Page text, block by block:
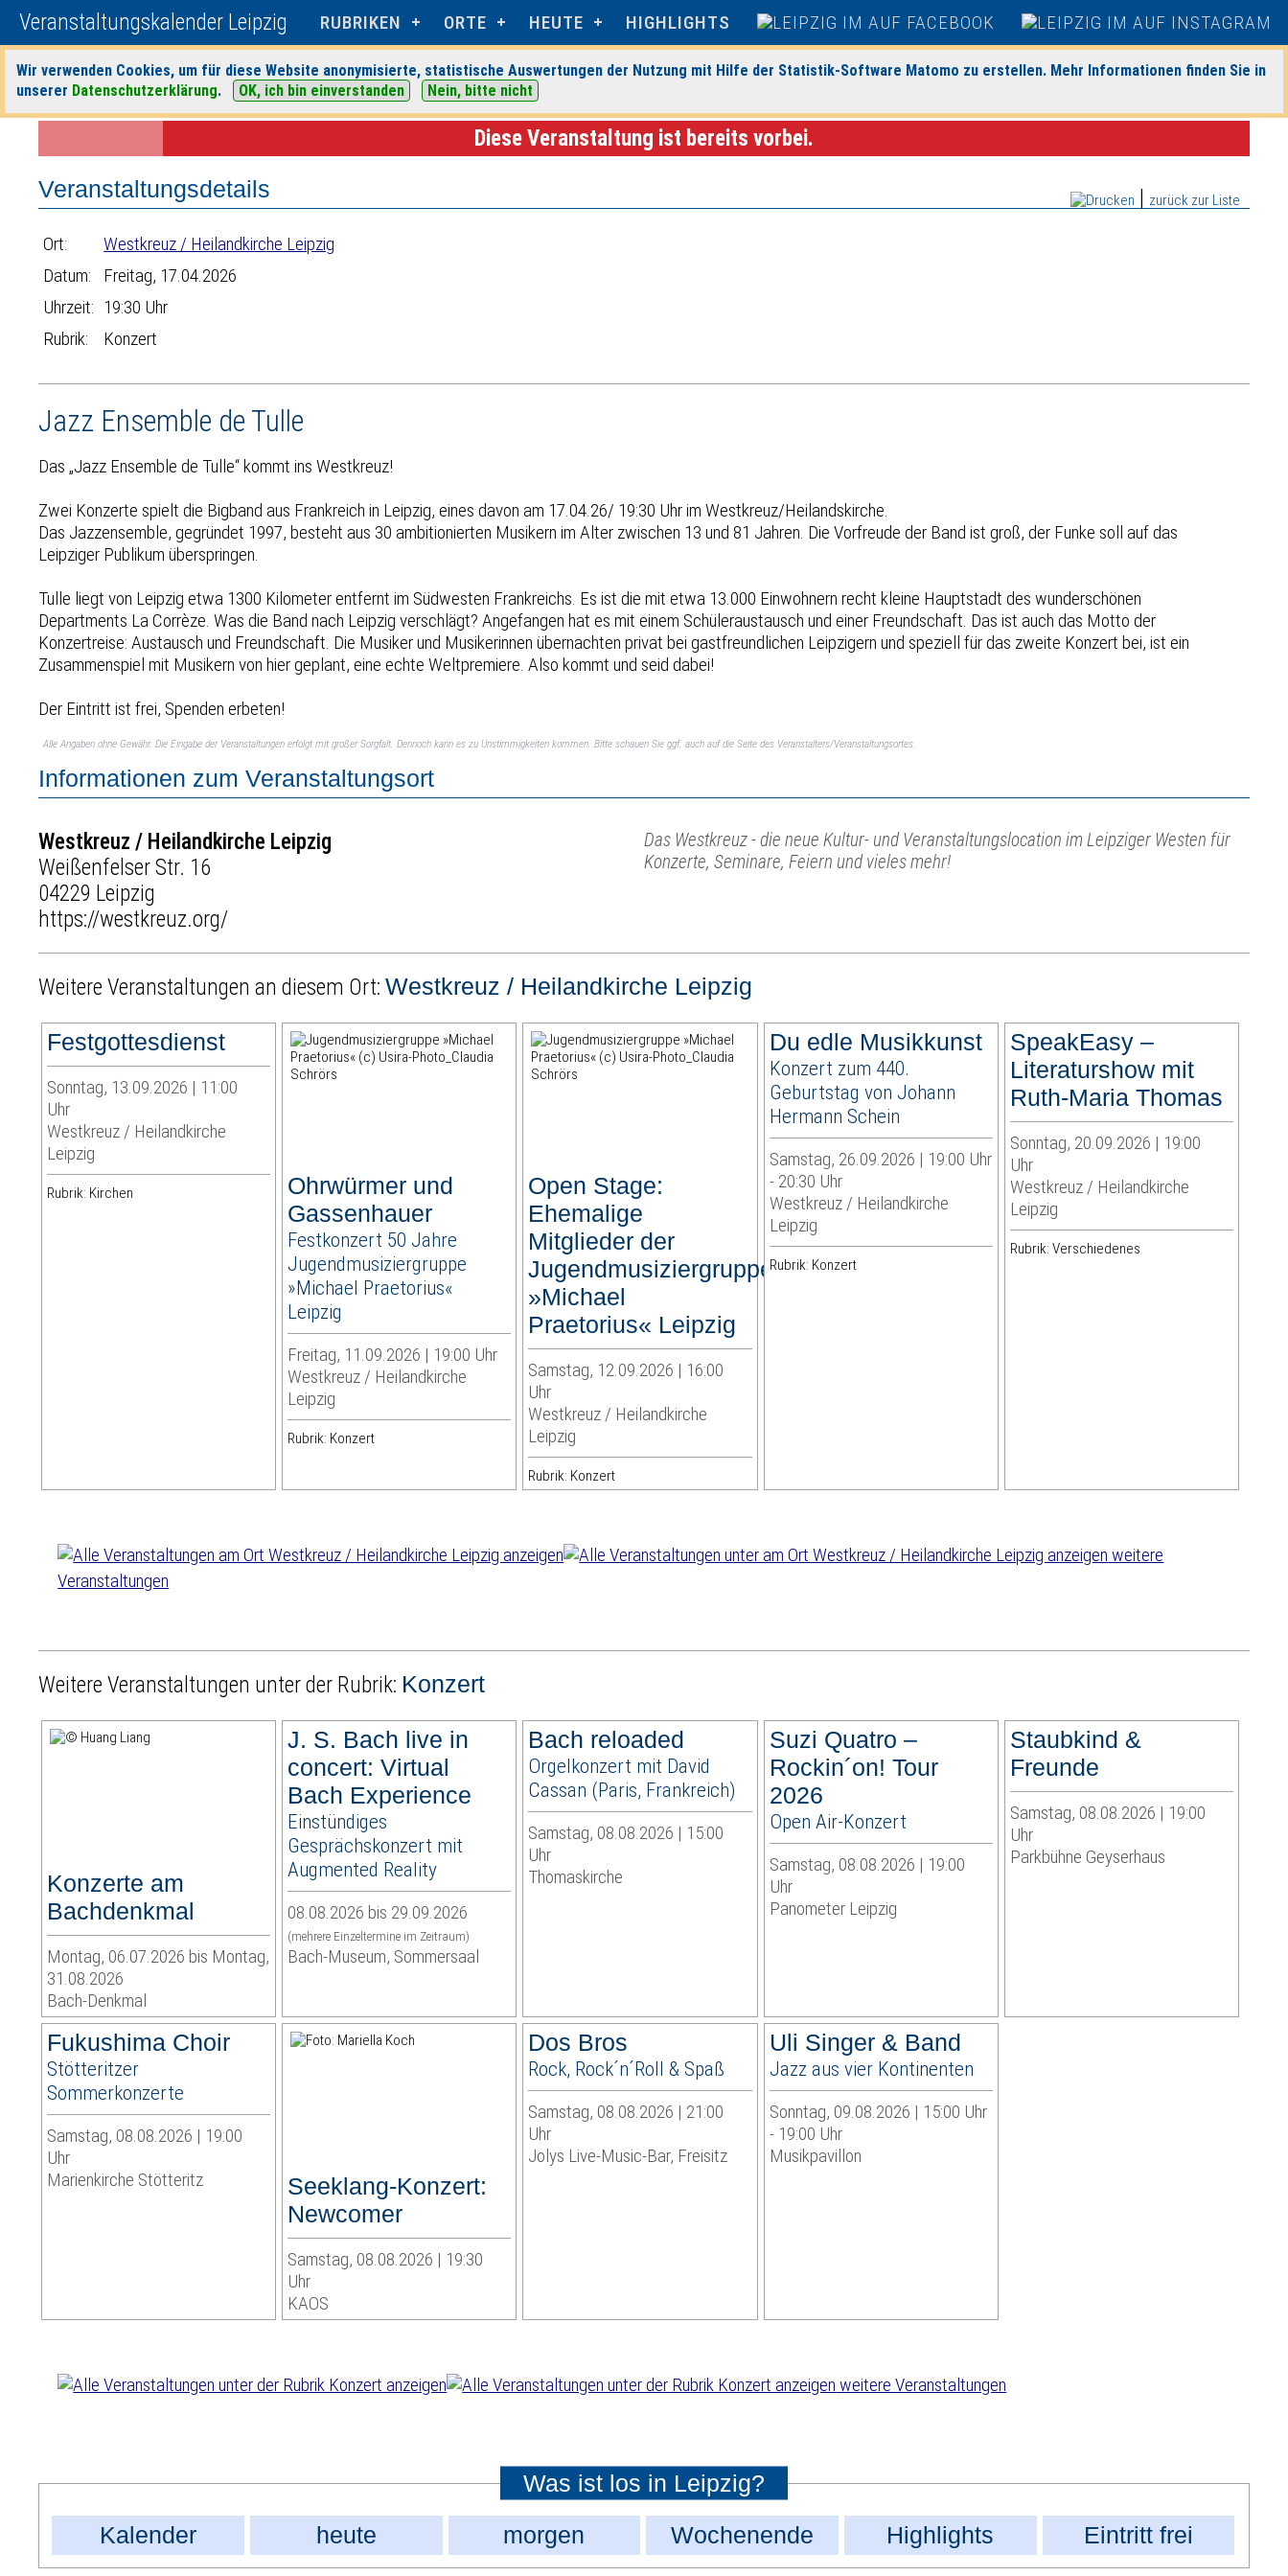
Veranstaltungskalender Leipzig RUBRIKEN ORTE HEUTE HIGHLIGHTS
Wir verwenden Cookies, um für diese Website anonymisierte, statistische Auswertungen der Nutzung mit Hilfe der Statistik-Software Matomo zu erstellen. Mehr Informationen finden Sie in
unserer Datenschutzerklärung. OK, ich bin einverstanden Nein, bitte nicht
Startseite>Veranstaltungen>Suche> Konzert >Westkreuz / Heilandkirche Leipzig> Veranstaltungsdetails
Diese Veranstaltung ist bereits vorbei.
zurück zur Liste
Veranstaltungsdetails
Ort:
Westkreuz / Heilandkirche Leipzig
Datum:
Freitag, 17.04.2026
Uhrzeit: 19:30 Uhr
Rubrik:
Konzert
Jazz Ensemble de Tulle
Das „Jazz Ensemble de Tulle“ kommt ins Westkreuz!
Zwei Konzerte spielt die Bigband aus Frankreich in Leipzig, eines davon am 17.04.26/ 19:30 Uhr im Westkreuz/Heilandskirche.
Das Jazzensemble, gegründet 1997, besteht aus 30 ambitionierten Musikern im Alter zwischen 13 und 81 Jahren. Die Vorfreude der Band ist groß, der Funke soll auf das
Leipziger Publikum überspringen.
Tulle liegt von Leipzig etwa 1300 Kilometer entfernt im Südwesten Frankreichs. Es ist die mit etwa 13.000 Einwohnern recht kleine Hauptstadt des wunderschönen
Departments La Corrèze. Was die Band nach Leipzig verschlägt? Angefangen hat es mit einem Schüleraustausch und einer Freundschaft. Das ist auch das Motto der
Konzertreise: Austausch und Freundschaft. Die Musiker und Musikerinnen übernachten privat bei gastfreundlichen Leipzigern und speziell für das zweite Konzert bei, ist ein
Zusammenspiel mit Musikern von hier geplant, eine echte Weltpremiere. Also kommt und seid dabei!
Der Eintritt ist frei, Spenden erbeten!
Alle Angaben ohne Gewähr. Die Eingabe der Veranstaltungen erfolgt mit großer Sorgfalt. Dennoch kann es zu Unstimmigkeiten kommen. Bitte schauen Sie ggf. auch auf die Seite des Veranstalters/Veranstaltungsortes.
Informationen zum Veranstaltungsort
Westkreuz / Heilandkirche Leipzig
Weißenfelser Str. 16
04229 Leipzig
https://westkreuz.org/
Das Westkreuz - die neue Kultur- und Veranstaltungslocation im Leipziger Westen für
Konzerte, Seminare, Feiern und vieles mehr!
Weitere Veranstaltungen an diesem Ort:Westkreuz / Heilandkirche Leipzig
Festgottesdienst
Sonntag, 13.09.2026 | 11:00
Uhr
Westkreuz / Heilandkirche
Leipzig
Rubrik: Kirchen
Ohrwürmer und
Gassenhauer
Festkonzert 50 Jahre
Jugendmusiziergruppe
»Michael Praetorius«
Leipzig
Freitag, 11.09.2026 | 19:00 Uhr
Westkreuz / Heilandkirche
Leipzig
Rubrik: Konzert
Open Stage:
Ehemalige
Mitglieder der
Jugendmusiziergruppe
»Michael
Praetorius« Leipzig
Samstag, 12.09.2026 | 16:00
Uhr
Westkreuz / Heilandkirche
Leipzig
Rubrik: Konzert
Du edle Musikkunst
Konzert zum 440.
Geburtstag von Johann
Hermann Schein
Samstag, 26.09.2026 | 19:00 Uhr
- 20:30 Uhr
Westkreuz / Heilandkirche
Leipzig
Rubrik: Konzert
SpeakEasy –
Literaturshow mit
Ruth-Maria Thomas
Sonntag, 20.09.2026 | 19:00
Uhr
Westkreuz / Heilandkirche
Leipzig
Rubrik: Verschiedenes
weitere
Veranstaltungen
Weitere Veranstaltungen unter der Rubrik: Konzert
Konzerte am
Bachdenkmal
Montag, 06.07.2026 bis Montag,
31.08.2026
Bach-Denkmal
J. S. Bach live in
concert: Virtual
Bach Experience
Einstündiges
Gesprächskonzert mit
Augmented Reality
08.08.2026 bis 29.09.2026
(mehrere Einzeltermine im Zeitraum)
Bach-Museum, Sommersaal
Bach reloaded
Orgelkonzert mit David
Cassan (Paris, Frankreich)
Samstag, 08.08.2026 | 15:00
Uhr
Thomaskirche
Suzi Quatro –
Rockin´on! Tour
2026
Open Air-Konzert
Samstag, 08.08.2026 | 19:00
Uhr
Panometer Leipzig
Staubkind &
Freunde
Samstag, 08.08.2026 | 19:00
Uhr
Parkbühne Geyserhaus
Fukushima Choir
Stötteritzer
Sommerkonzerte
Samstag, 08.08.2026 | 19:00
Uhr
Marienkirche Stötteritz
Seeklang-Konzert:
Newcomer
Samstag, 08.08.2026 | 19:30
Uhr
KAOS
Dos Bros
Rock, Rock´n´Roll & Spaß
Samstag, 08.08.2026 | 21:00
Uhr
Jolys Live-Music-Bar, Freisitz
Uli Singer & Band
Jazz aus vier Kontinenten
Sonntag, 09.08.2026 | 15:00 Uhr
- 19:00 Uhr
Musikpavillon
weitere Veranstaltungen
Was ist los in Leipzig?
Kalender
heute morgen Wochenende Highlights Eintritt frei